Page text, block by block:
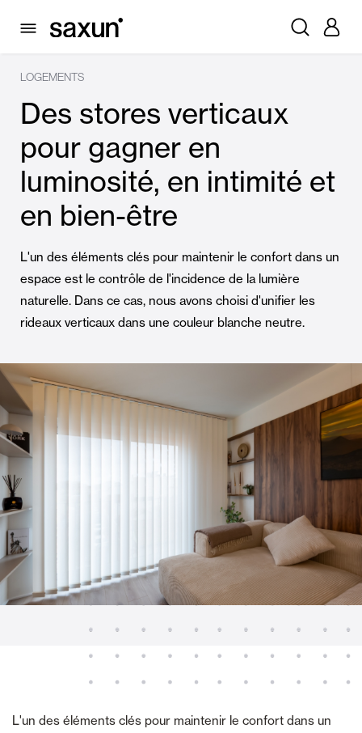
LOGEMENTS
Des stores verticaux
pour gagner en
luminosité, en intimité et
en bien-être
L'un des éléments clés pour maintenir le confort dans un
espace est le contrôle de l'incidence de la lumière
naturelle. Dans ce cas, nous avons choisi d'unifier les
rideaux verticaux dans une couleur blanche neutre.
L'un des éléments clés pour maintenir le confort dans un